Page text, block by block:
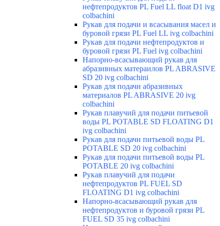
нефтепродуктов PL Fuel LL float D1 ivg
colbachini
Рукав для подачи и всасывания масел и
буровой грязи PL Fuel LL ivg colbachini
Рукав для подачи нефтепродуктов и
буровой грязи PL Fuel ivg colbachini
Напорно-всасывающий рукав для
абразивных матераилов PL ABRASIVE
SD 20 ivg colbachini
Рукав для подачи абразивных
материалов PL ABRASIVE 20 ivg
colbachini
Рукав плавучий для подачи питьевой
воды PL POTABLE SD FLOATING D1
ivg colbachini
Рукав для подачи питьевой воды PL
POTABLE SD 20 ivg colbachini
Рукав для подачи питьевой воды PL
POTABLE 20 ivg colbachini
Рукав плавучий для подачи
нефтепродуктов PL FUEL SD
FLOATING D1 ivg colbachini
Напорно-всасывающий рукав для
нефтепродуктов и буровой грязи PL
FUEL SD 35 ivg colbachini